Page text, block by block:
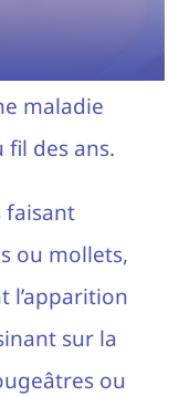
maladie
des ans.
faisant
ou mollets,
l’apparition
sur la
ou